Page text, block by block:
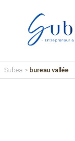
Subea > bureau vallée